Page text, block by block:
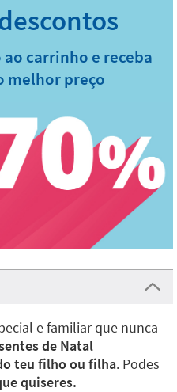
carrinho e receba
melhor preço
e familiar que nunca
de Natal
teu filho ou filha. Podes
quiseres.